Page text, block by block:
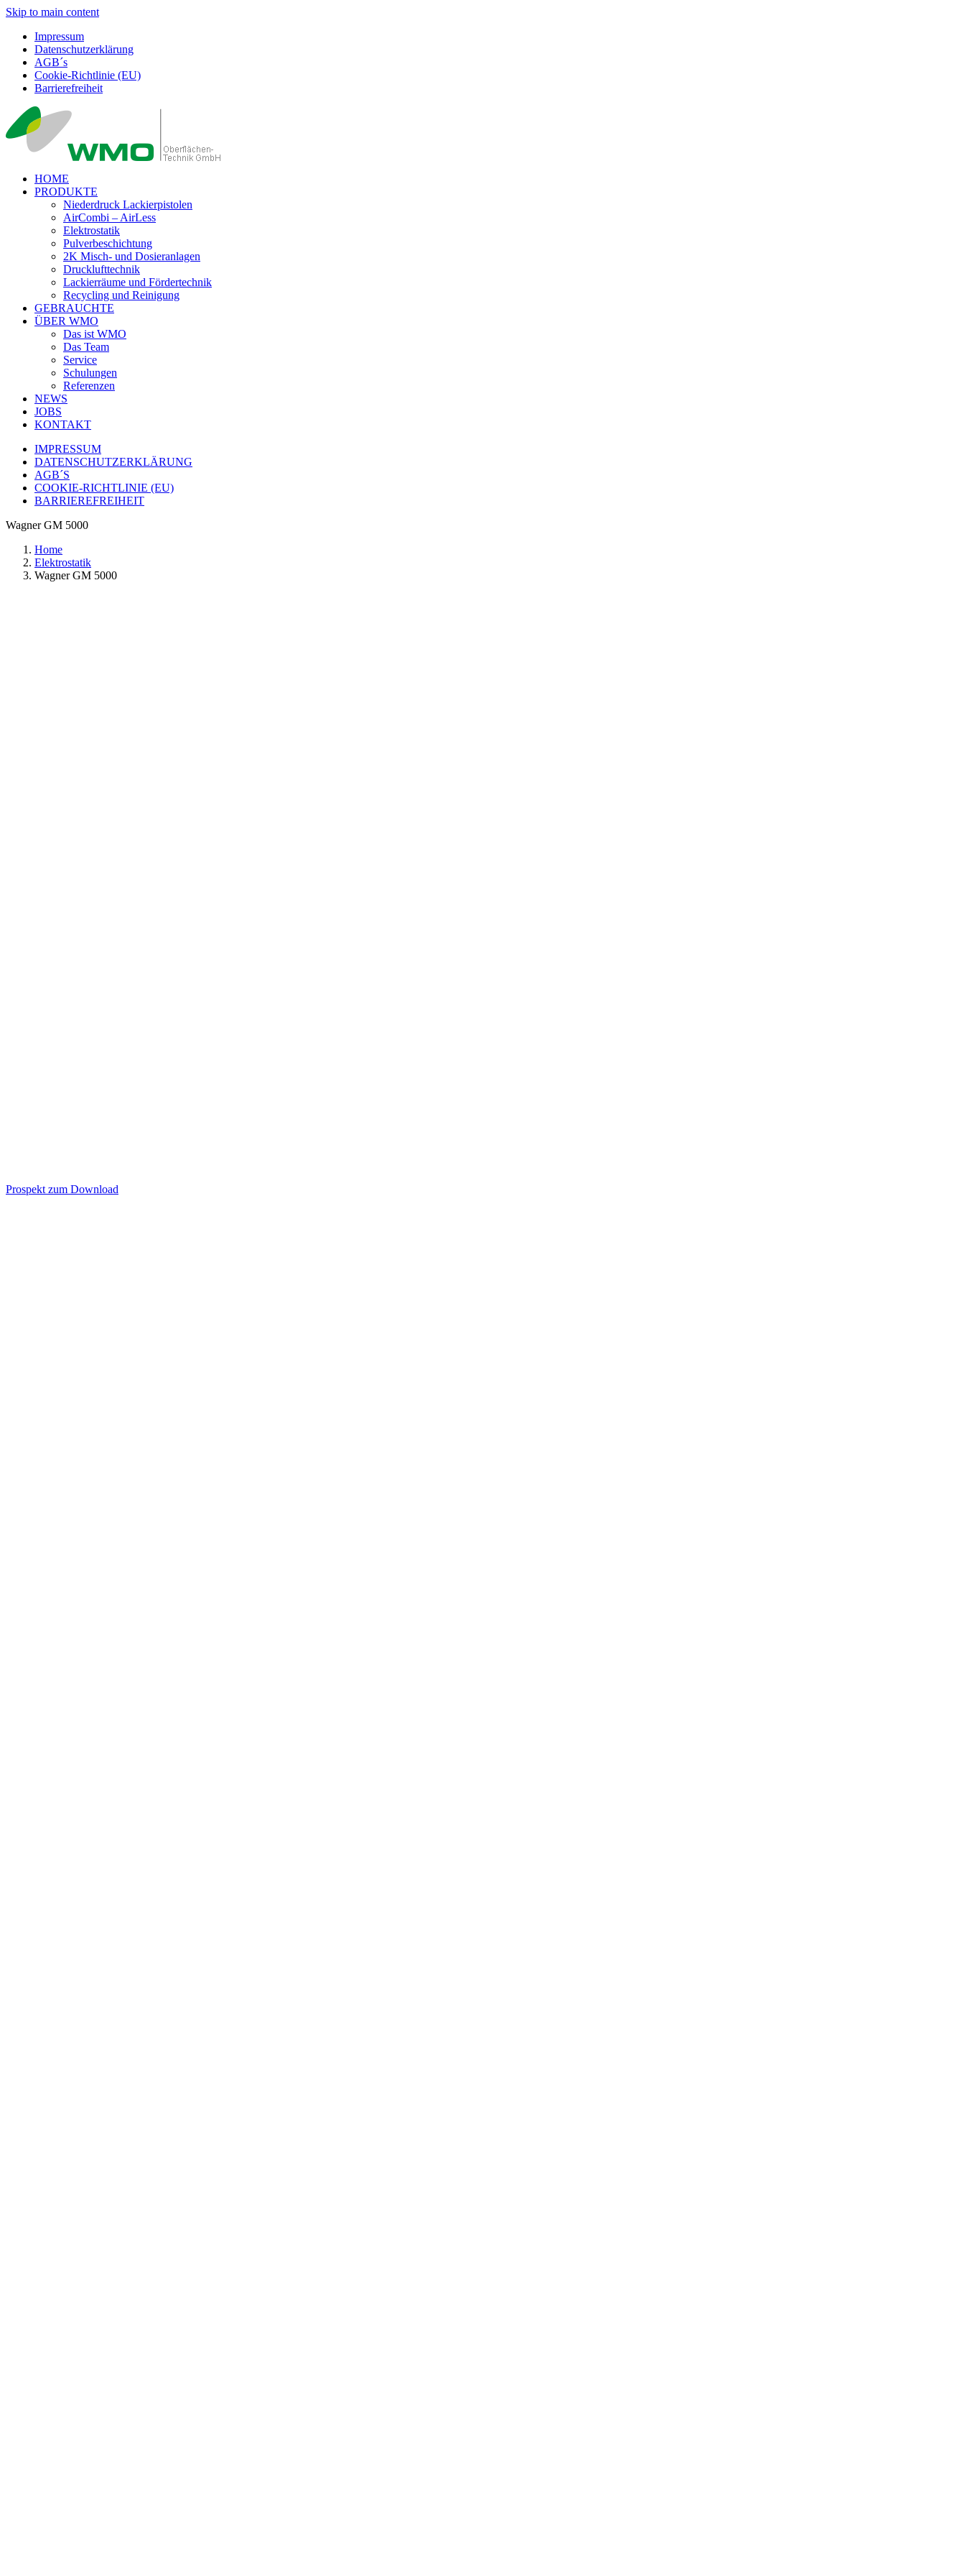
Skip to main content
Impressum
Datenschutzerklärung
AGB´s
Cookie-Richtlinie (EU)
Barrierefreiheit
HOME
PRODUKTE
Niederdruck Lackierpistolen
AirCombi – AirLess
Elektrostatik
Pulverbeschichtung
2K Misch- und Dosieranlagen
Drucklufttechnik
Lackierräume und Fördertechnik
Recycling und Reinigung
GEBRAUCHTE
ÜBER WMO
Das ist WMO
Das Team
Service
Schulungen
Referenzen
NEWS
JOBS
KONTAKT
IMPRESSUM
DATENSCHUTZERKLÄRUNG
AGB´S
COOKIE-RICHTLINIE (EU)
BARRIEREFREIHEIT
Wagner GM 5000
Home
Elektrostatik
Wagner GM 5000
Prospekt zum Download